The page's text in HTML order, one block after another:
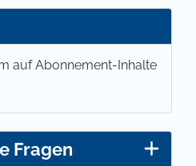
auf Abonnement-Inhalte
Fragen